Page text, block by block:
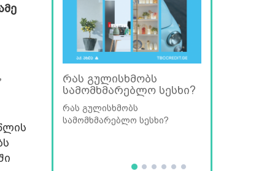
"ჰიგია" - ახალი კლინიკა
რუსთავში [photo]
ამერიკული სტანდარტების
ქირურგიული სტაციონარი